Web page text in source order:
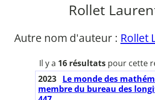
Rollet
Autre nom d'auteur : Rollet
Il y a 16 résultatspour cette
2023 Le monde des
membre du bureau des